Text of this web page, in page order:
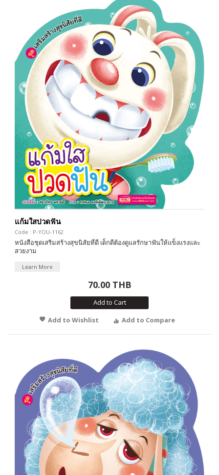
แก้มใสปวดฟัน
Code : P-YOU-1162
หนังสือชุดเสริมสร้างสุขนิสัยที่ดี เด็กดีต้องดูแลรักษาฟันให้แข็งแรงและ
สวยงาม
Learn More
70.00 THB
Add to Cart
Add to Wishlist
Add to Compare